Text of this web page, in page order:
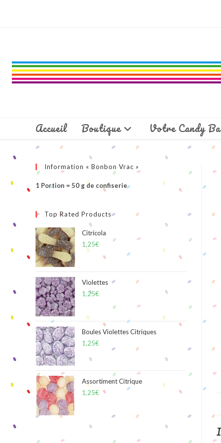
Accueil Boutique Votre Candy
Information « Bonbon Vrac »
1 Portion = 50 g de confiserie
Top Rated Products
Citricola
1,25€
Violettes
1,25€
Boules Violettes Citriques
1,25€
Assortiment Citrique
1,25€